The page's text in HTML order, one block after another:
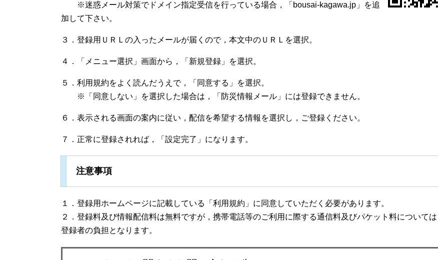
※迷惑メール対策でドメイン指定受信を行っている場合，「bousai-kagawa.jp」を追
加して下さい。
３．登録用ＵＲＬの入ったメールが届くので，本文中のＵＲＬを選択。
４．「メニュー選択」画面から，「新規登録」を選択。
５．利用規約をよく読んだうえで，「同意する」を選択。
※「同意しない」を選択した場合は，「防災情報メール」には登録できません。
６．表示される画面の案内に従い，配信を希望する情報を選択し，ご登録ください。
７．正常に登録されれば，「設定完了」になります。
注意事項
１．登録用ホームページに記載している「利用規約」に同意していただく必要があります。
２．登録料及び情報配信料は無料ですが，携帯電話等のご利用に際する通信料及びパケット料については
登録者の負担となります。